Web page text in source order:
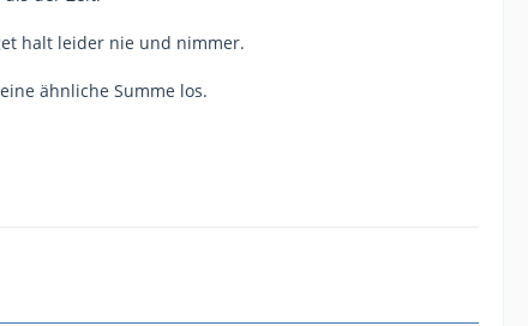
halt leider nie und nimmer.
ähnliche Summe los.